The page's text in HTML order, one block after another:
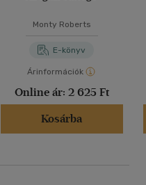
Monty Roberts
E-könyv
Árinformációk
Online ár: 2 625 Ft
Kosárba